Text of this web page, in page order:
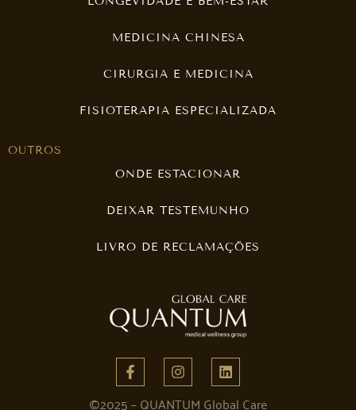
MEDICINA CHINESA
CIRURGIA E MEDICINA
FISIOTERAPIA ESPECIALIZADA
OUTROS
ONDE ESTACIONAR
DEIXAR TESTEMUNHO
LIVRO DE RECLAMAÇÕES
©2025 – QUANTUM Global Care